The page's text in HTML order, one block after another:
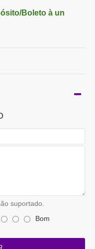
Boleto à un
suportado.
Bom